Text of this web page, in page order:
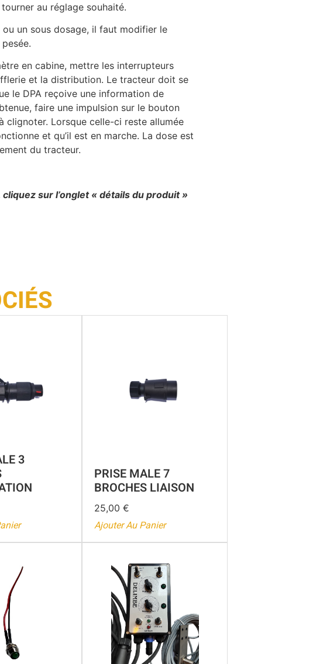
au réglage souhaité.
un sous dosage, il faut modifier le
en cabine, mettre les interrupteurs
et la distribution. Le tracteur doit se
le DPA reçoive une information de
faire une impulsion sur le bouton
clignoter. Lorsque celle-ci reste allumée
et qu’il est en marche. La dose est
du tracteur.
sur l’onglet « détails du produit »
3
PRISE MALE 7
BROCHES LIAISON
25,00€
Ajouter Au Panier